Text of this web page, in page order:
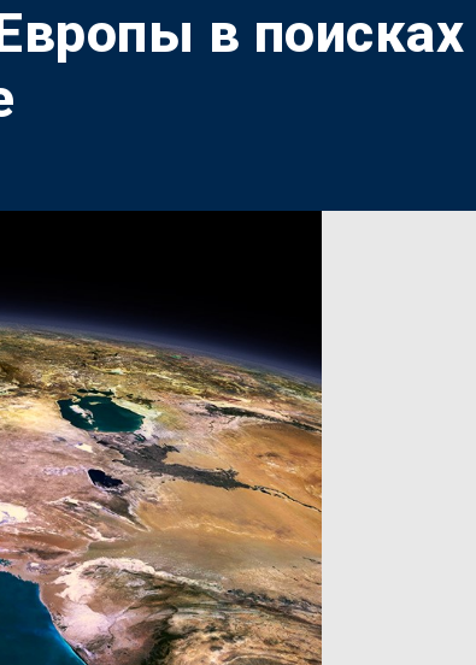
в поисках